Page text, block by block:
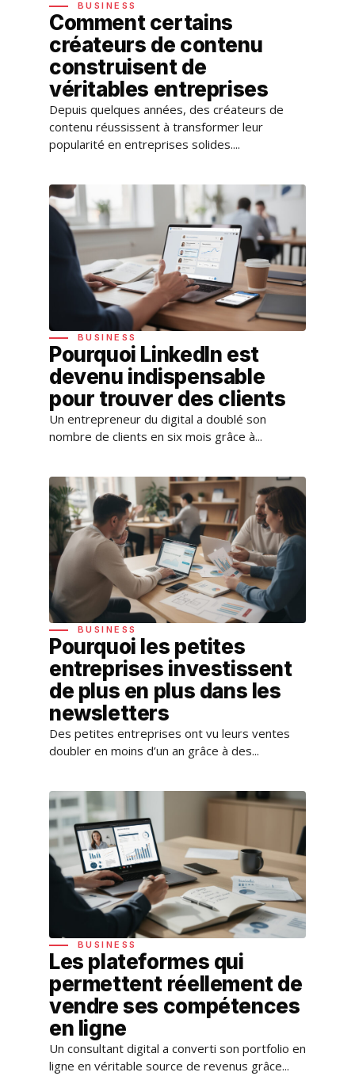
BUSINESS
Comment certains
créateurs de contenu
construisent de
véritables entreprises
Depuis quelques années, des créateurs de
contenu réussissent à transformer leur
popularité en entreprises solides....
BUSINESS
Pourquoi LinkedIn est
devenu indispensable
pour trouver des clients
Un entrepreneur du digital a doublé son
nombre de clients en six mois grâce à...
BUSINESS
Pourquoi les petites
entreprises investissent
de plus en plus dans les
newsletters
Des petites entreprises ont vu leurs ventes
doubler en moins d’un an grâce à des...
BUSINESS
Les plateformes qui
permettent réellement de
vendre ses compétences
en ligne
Un consultant digital a converti son portfolio en
ligne en véritable source de revenus grâce...